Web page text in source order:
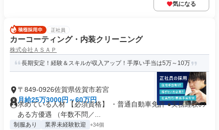
気になる
正社員
カーコーティング・内装クリーニング
株式会社ＡＳＡＰ
長期安定！経験＆スキルが収入アップ！手厚い手当は5万～10万
〒849-0926佐賀県佐賀市若宮
月給25万3000円～60万円
求めている人材 【必須資格】 ・普通自動車免許 ●実務経験の
ある方優遇 （年数不問／...
制服あり 業界未経験歓迎 +34個